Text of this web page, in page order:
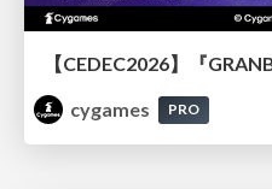
cygames
PRO